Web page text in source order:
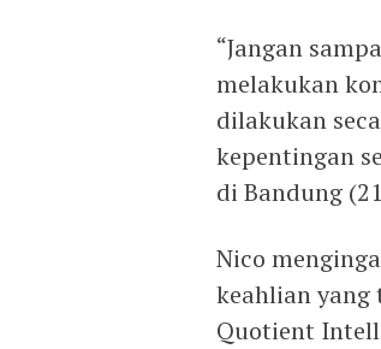
“Jangan
melakukan
dilakukan
kepentingan
di Bandung
Nico
keahlian
Quotient